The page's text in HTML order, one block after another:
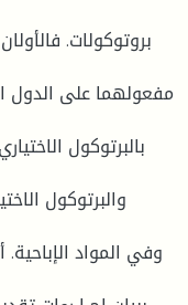
مفعولهما على الدول
بالبرتوكول
والبرتوكول